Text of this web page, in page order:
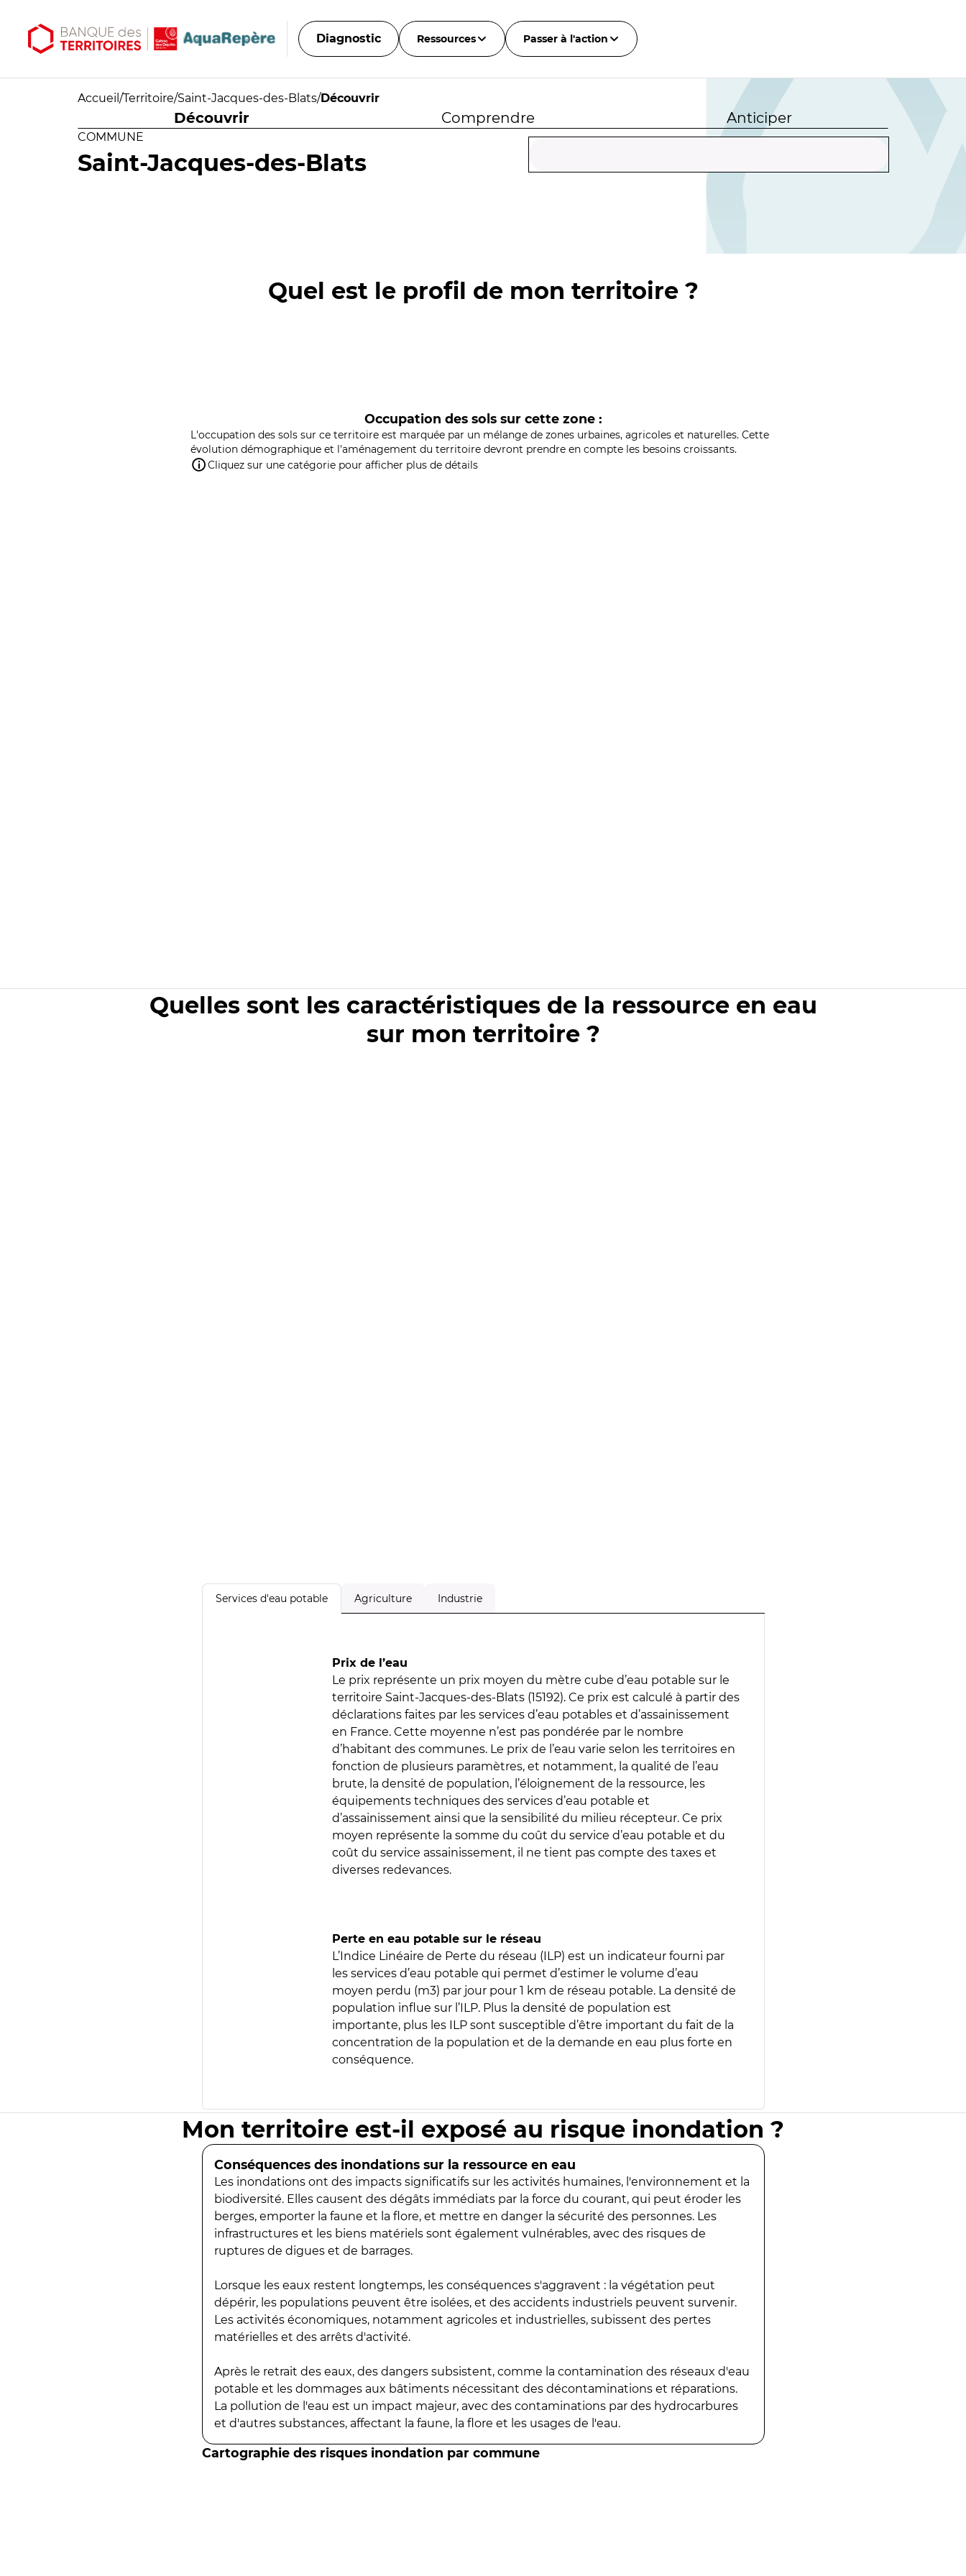
Diagnostic Ressources Passer à l'action
Accueil /Territoire/Saint-Jacques-des-Blats/Découvrir
Découvrir Comprendre Anticiper
COMMUNE
Saint-Jacques-des-Blats
Quel est le profil de mon territoire ?
Occupation des sols sur cette zone :
L'occupation des sols sur ce territoire est marquée par un mélange de zones urbaines, agricoles et naturelles. Cette
évolution démographique et l'aménagement du territoire devront prendre en compte les besoins croissants.
Cliquez sur une catégorie pour afficher plus de détails
Quelles sont les caractéristiques de la ressource en eau
sur mon territoire ?
Services d'eau potable Agriculture Industrie
Prix de l’eau
Le prix représente un prix moyen du mètre cube d’eau potable sur le
territoire Saint-Jacques-des-Blats (15192). Ce prix est calculé à partir des
déclarations faites par les services d’eau potables et d’assainissement
en France. Cette moyenne n’est pas pondérée par le nombre
d’habitant des communes. Le prix de l’eau varie selon les territoires en
fonction de plusieurs paramètres, et notamment, la qualité de l’eau
brute, la densité de population, l’éloignement de la ressource, les
équipements techniques des services d’eau potable et
d’assainissement ainsi que la sensibilité du milieu récepteur. Ce prix
moyen représente la somme du coût du service d’eau potable et du
coût du service assainissement, il ne tient pas compte des taxes et
diverses redevances.
Perte en eau potable sur le réseau
L’Indice Linéaire de Perte du réseau (ILP) est un indicateur fourni par
les services d’eau potable qui permet d’estimer le volume d’eau
moyen perdu (m3) par jour pour 1 km de réseau potable. La densité de
population influe sur l’ILP. Plus la densité de population est
importante, plus les ILP sont susceptible d’être important du fait de la
concentration de la population et de la demande en eau plus forte en
conséquence.
Mon territoire est-il exposé au risque inondation ?
Conséquences des inondations sur la ressource en eau
Les inondations ont des impacts significatifs sur les activités humaines, l'environnement et la
biodiversité. Elles causent des dégâts immédiats par la force du courant, qui peut éroder les
berges, emporter la faune et la flore, et mettre en danger la sécurité des personnes. Les
infrastructures et les biens matériels sont également vulnérables, avec des risques de
ruptures de digues et de barrages.
Lorsque les eaux restent longtemps, les conséquences s'aggravent : la végétation peut
dépérir, les populations peuvent être isolées, et des accidents industriels peuvent survenir.
Les activités économiques, notamment agricoles et industrielles, subissent des pertes
matérielles et des arrêts d'activité.
Après le retrait des eaux, des dangers subsistent, comme la contamination des réseaux d'eau
potable et les dommages aux bâtiments nécessitant des décontaminations et réparations.
La pollution de l'eau est un impact majeur, avec des contaminations par des hydrocarbures
et d'autres substances, affectant la faune, la flore et les usages de l'eau.
Cartographie des risques inondation par commune